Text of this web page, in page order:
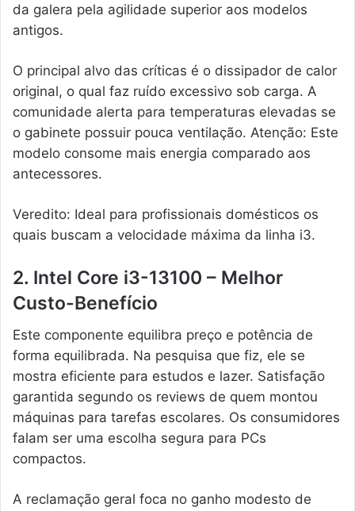
da galera pela agilidade superior aos modelos
antigos.
O principal alvo das críticas é o dissipador de calor
original, o qual faz ruído excessivo sob carga. A
comunidade alerta para temperaturas elevadas se
o gabinete possuir pouca ventilação. Atenção: Este
modelo consome mais energia comparado aos
antecessores.
Veredito: Ideal para profissionais domésticos os
quais buscam a velocidade máxima da linha i3.
2. Intel Core i3-13100 – Melhor
Custo-Benefício
Este componente equilibra preço e potência de
forma equilibrada. Na pesquisa que fiz, ele se
mostra eficiente para estudos e lazer. Satisfação
garantida segundo os reviews de quem montou
máquinas para tarefas escolares. Os consumidores
falam ser uma escolha segura para PCs
compactos.
A reclamação geral foca no ganho modesto de